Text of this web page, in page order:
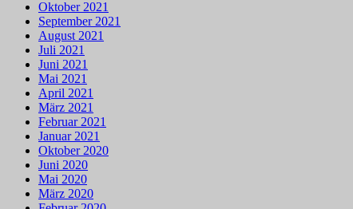
Oktober 2021
September 2021
August 2021
Juli 2021
Juni 2021
Mai 2021
April 2021
März 2021
Februar 2021
Januar 2021
Oktober 2020
Juni 2020
Mai 2020
März 2020